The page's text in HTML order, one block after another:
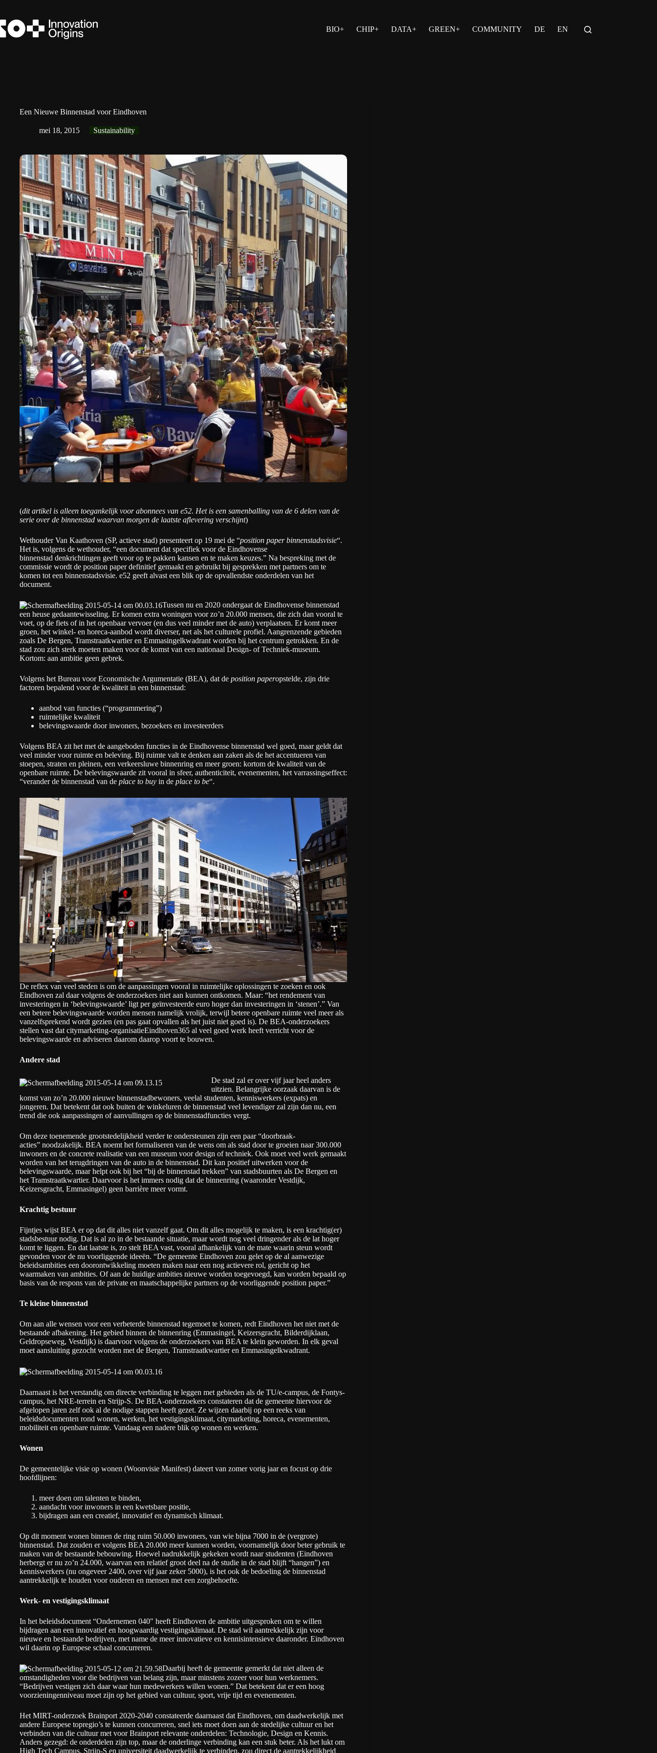
de
inhoud
BIO+ CHIP+ DATA+ GREEN+ COMMUNITY DE EN
Een Nieuwe Binnenstad voor Eindhoven
mei 18, 2015 Sustainability
(dit artikel is alleen toegankelijk voor abonnees van e52. Het is een samenballing van de 6 delen van de
serie over de binnenstad waarvan morgen de laatste aflevering verschijnt)
Wethouder Van Kaathoven (SP, actieve stad) presenteert op 19 mei de “position paper binnenstadsvisie“.
Het is, volgens de wethouder, “een document dat specifiek voor de Eindhovense
binnenstad denkrichtingen geeft voor op te pakken kansen en te maken keuzes.” Na bespreking met de
commissie wordt de position paper definitief gemaakt en gebruikt bij gesprekken met partners om te
komen tot een binnenstadsvisie. e52 geeft alvast een blik op de opvallendste onderdelen van het
document.
Tussen nu en 2020 ondergaat de Eindhovense binnenstad
een heuse gedaantewisseling. Er komen extra woningen voor zo’n 20.000 mensen, die zich dan vooral te
voet, op de fiets of in het openbaar vervoer (en dus veel minder met de auto) verplaatsen. Er komt meer
groen, het winkel- en horeca-aanbod wordt diverser, net als het culturele profiel. Aangrenzende gebieden
zoals De Bergen, Tramstraatkwartier en Emmasingelkwadrant worden bij het centrum getrokken. En de
stad zou zich sterk moeten maken voor de komst van een nationaal Design- of Techniek-museum.
Kortom: aan ambitie geen gebrek.
Volgens het Bureau voor Economische Argumentatie (BEA), dat de position paperopstelde, zijn drie
factoren bepalend voor de kwaliteit in een binnenstad:
aanbod van functies (“programmering”)
ruimtelijke kwaliteit
belevingswaarde door inwoners, bezoekers en investeerders
Volgens BEA zit het met de aangeboden functies in de Eindhovense binnenstad wel goed, maar geldt dat
veel minder voor ruimte en beleving. Bij ruimte valt te denken aan zaken als de het accentueren van
stoepen, straten en pleinen, een verkeersluwe binnenring en meer groen: kortom de kwaliteit van de
openbare ruimte. De belevingswaarde zit vooral in sfeer, authenticiteit, evenementen, het varrassingseffect:
“verander de binnenstad van de place to buy in de place to be“.
De reflex van veel steden is om de aanpassingen vooral in ruimtelijke oplossingen te zoeken en ook
Eindhoven zal daar volgens de onderzoekers niet aan kunnen ontkomen. Maar: “het rendement van
investeringen in ‘belevingswaarde’ ligt per geïnvesteerde euro hoger dan investeringen in ‘stenen’.” Van
een betere belevingswaarde worden mensen namelijk vrolijk, terwijl betere openbare ruimte veel meer als
vanzelfsprekend wordt gezien (en pas gaat opvallen als het juist niet goed is). De BEA-onderzoekers
stellen vast dat citymarketing-organisatieEindhoven365 al veel goed werk heeft verricht voor de
belevingswaarde en adviseren daarom daarop voort te bouwen.
Andere stad
De stad zal er over vijf jaar heel anders
uitzien. Belangrijke oorzaak daarvan is de
komst van zo’n 20.000 nieuwe binnenstadbewoners, veelal studenten, kenniswerkers (expats) en
jongeren. Dat betekent dat ook buiten de winkeluren de binnenstad veel levendiger zal zijn dan nu, een
trend die ook aanpassingen of aanvullingen op de binnenstadfuncties vergt.
Om deze toenemende grootstedelijkheid verder te ondersteunen zijn een paar “doorbraak-
acties” noodzakelijk. BEA noemt het formaliseren van de wens om als stad door te groeien naar 300.000
inwoners en de concrete realisatie van een museum voor design of techniek. Ook moet veel werk gemaakt
worden van het terugdringen van de auto in de binnenstad. Dit kan positief uitwerken voor de
belevingswaarde, maar helpt ook bij het “bij de binnenstad trekken” van stadsbuurten als De Bergen en
het Tramstraatkwartier. Daarvoor is het immers nodig dat de binnenring (waaronder Vestdijk,
Keizersgracht, Emmasingel) geen barrière meer vormt.
Krachtig bestuur
Fijntjes wijst BEA er op dat dit alles niet vanzelf gaat. Om dit alles mogelijk te maken, is een krachtig(er)
stadsbestuur nodig. Dat is al zo in de bestaande situatie, maar wordt nog veel dringender als de lat hoger
komt te liggen. En dat laatste is, zo stelt BEA vast, vooral afhankelijk van de mate waarin steun wordt
gevonden voor de nu voorliggende ideeën. “De gemeente Eindhoven zou gelet op de al aanwezige
beleidsambities een doorontwikkeling moeten maken naar een nog actievere rol, gericht op het
waarmaken van ambities. Of aan de huidige ambities nieuwe worden toegevoegd, kan worden bepaald op
basis van de respons van de private en maatschappelijke partners op de voorliggende position paper.”
Te kleine binnenstad
Om aan alle wensen voor een verbeterde binnenstad tegemoet te komen, redt Eindhoven het niet met de
bestaande afbakening. Het gebied binnen de binnenring (Emmasingel, Keizersgracht, Bilderdijklaan,
Geldropseweg, Vestdijk) is daarvoor volgens de onderzoekers van BEA te klein geworden. In elk geval
moet aansluiting gezocht worden met de Bergen, Tramstraatkwartier en Emmasingelkwadrant.
Daarnaast is het verstandig om directe verbinding te leggen met gebieden als de TU/e-campus, de Fontys-
campus, het NRE-terrein en Strijp-S. De BEA-onderzoekers constateren dat de gemeente hiervoor de
afgelopen jaren zelf ook al de nodige stappen heeft gezet. Ze wijzen daarbij op een reeks van
beleidsdocumenten rond wonen, werken, het vestigingsklimaat, citymarketing, horeca, evenementen,
mobiliteit en openbare ruimte. Vandaag een nadere blik op wonen en werken.
Wonen
De gemeentelijke visie op wonen (Woonvisie Manifest) dateert van zomer vorig jaar en focust op drie
hoofdlijnen:
meer doen om talenten te binden,
aandacht voor inwoners in een kwetsbare positie,
bijdragen aan een creatief, innovatief en dynamisch klimaat.
Op dit moment wonen binnen de ring ruim 50.000 inwoners, van wie bijna 7000 in de (vergrote)
binnenstad. Dat zouden er volgens BEA 20.000 meer kunnen worden, voornamelijk door beter gebruik te
maken van de bestaande bebouwing. Hoewel nadrukkelijk gekeken wordt naar studenten (Eindhoven
herbergt er nu zo’n 24.000, waarvan een relatief groot deel na de studie in de stad blijft “hangen”) en
kenniswerkers (nu ongeveer 2400, over vijf jaar zeker 5000), is het ook de bedoeling de binnenstad
aantrekkelijk te houden voor ouderen en mensen met een zorgbehoefte.
Werk- en vestigingsklimaat
In het beleidsdocument “Ondernemen 040″ heeft Eindhoven de ambitie uitgesproken om te willen
bijdragen aan een innovatief en hoogwaardig vestigingsklimaat. De stad wil aantrekkelijk zijn voor
nieuwe en bestaande bedrijven, met name de meer innovatieve en kennisintensieve daaronder. Eindhoven
wil daarin op Europese schaal concurreren.
Daarbij heeft de gemeente gemerkt dat niet alleen de
omstandigheden voor die bedrijven van belang zijn, maar minstens zozeer voor hun werknemers.
“Bedrijven vestigen zich daar waar hun medewerkers willen wonen.” Dat betekent dat er een hoog
voorzieningenniveau moet zijn op het gebied van cultuur, sport, vrije tijd en evenementen.
Het MIRT-onderzoek Brainport 2020-2040 constateerde daarnaast dat Eindhoven, om daadwerkelijk met
andere Europese topregio’s te kunnen concurreren, snel iets moet doen aan de stedelijke cultuur en het
verbinden van die cultuur met voor Brainport relevante onderdelen: Technologie, Design en Kennis.
Anders gezegd: de onderdelen zijn top, maar de onderlinge verbinding kan een stuk beter. Als het lukt om
High Tech Campus, Strijp-S en universiteit daadwerkelijk te verbinden, zou direct de aantrekkelijkheid